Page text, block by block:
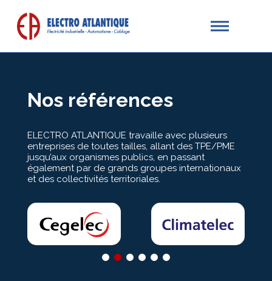
Nos références
ELECTRO ATLANTIQUE travaille avec plusieurs
entreprises de toutes tailles, allant des TPE/PME
jusqu’aux organismes publics, en passant
également par de grands groupes internationaux
et des collectivités territoriales.